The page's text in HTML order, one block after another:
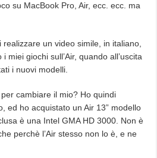
su MacBook Pro, Air, ecc. ecc. ma
un video simile, in italiano,
miei giochi sull’Air, quando all’uscita
i nuovi modelli.
cambiare il mio? Ho quindi
ed ho acquistato un Air 13” modello
è una Intel GMA HD 3000. Non è
perchè l’Air stesso non lo è, e ne